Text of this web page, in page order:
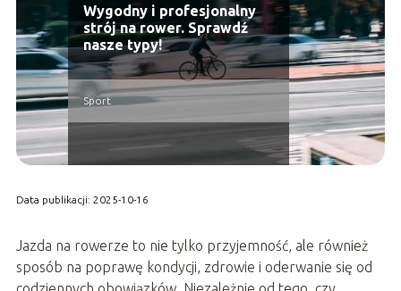
Wygodny i profesjonalny
strój na rower. Sprawdź
nasze typy!
Sport
Data publikacji: 2025-10-16
Jazda na rowerze to nie tylko przyjemność, ale również
sposób na poprawę kondycji, zdrowie i oderwanie się od